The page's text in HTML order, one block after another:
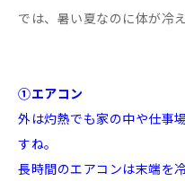
では、暑い夏なのに体が冷
①エアコン
外は灼熱でも家の中や仕事
すね。
長時間のエアコンは末端を